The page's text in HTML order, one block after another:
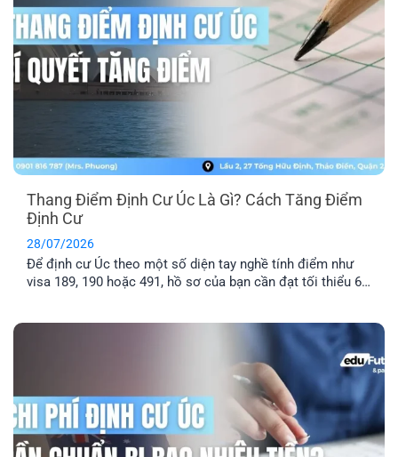
Thang Điểm Định Cư Úc Là Gì? Cách Tăng Điểm
Định Cư
28/07/2026
Để định cư Úc theo một số diện tay nghề tính điểm như
visa 189, 190 hoặc 491, hồ sơ của bạn cần đạt tối thiểu 65